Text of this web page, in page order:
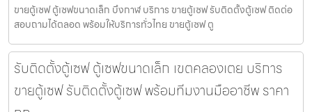
ขายตู้เซฟ ตู้เซฟขนาดเล็ก บึงกาฬ บริการ ขายตู้เซฟ รับติดตั้งตู้เซฟ ติดต่อ
สอบถามได้ตลอด พร้อมให้บริการทั่วไทย ขายตู้เซฟ ตู
รับติดตั้งตู้เซฟ ตู้เซฟขนาดเล็ก เขตคลองเตย บริการ
ขายตู้เซฟ รับติดตั้งตู้เซฟ พร้อมทีมงานมืออาชีพ ราคา